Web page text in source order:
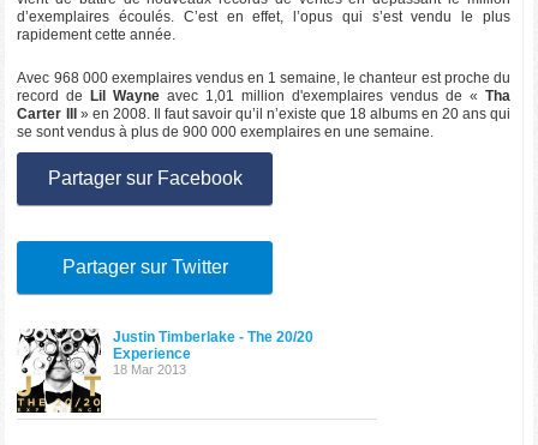
d’exemplaires écoulés. C’est en effet, l’opus qui s’est vendu le plus
rapidement cette année.
Avec 968 000 exemplaires vendus en 1 semaine, le chanteur est proche du
record deLil Wayne avec 1,01 million d'exemplaires vendus de « Tha
Carter III» en 2008. Il faut savoir qu’il n’existe que 18 albums en 20 ans qui
se sont vendus à plus de 900 000 exemplaires en une semaine.
Partager sur Facebook
Partager sur Twitter
Justin Timberlake - The 20/20
Experience
18 Mar 2013